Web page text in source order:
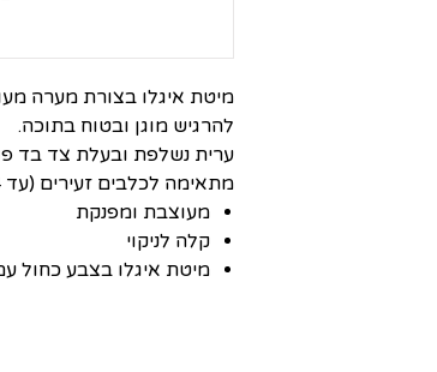
מיטת איגלו בצורת מערה
להרגיש מוגן ובטוח בתוכה.
ערית נשלפת ובעלת צד בד
מתאימה לכלבים זעירים (עד 4 קג) או לחתולים.
מעוצבת ומפנקת
קלה לניקוי
מיטת איגלו בצבע כחול